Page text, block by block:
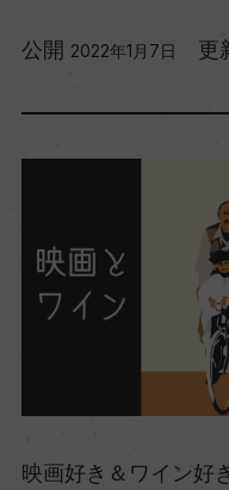
公開 2022年1月7日 更
映画好き＆ワイン好